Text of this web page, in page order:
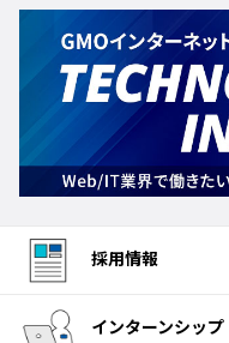
採用情報
インターンシップ